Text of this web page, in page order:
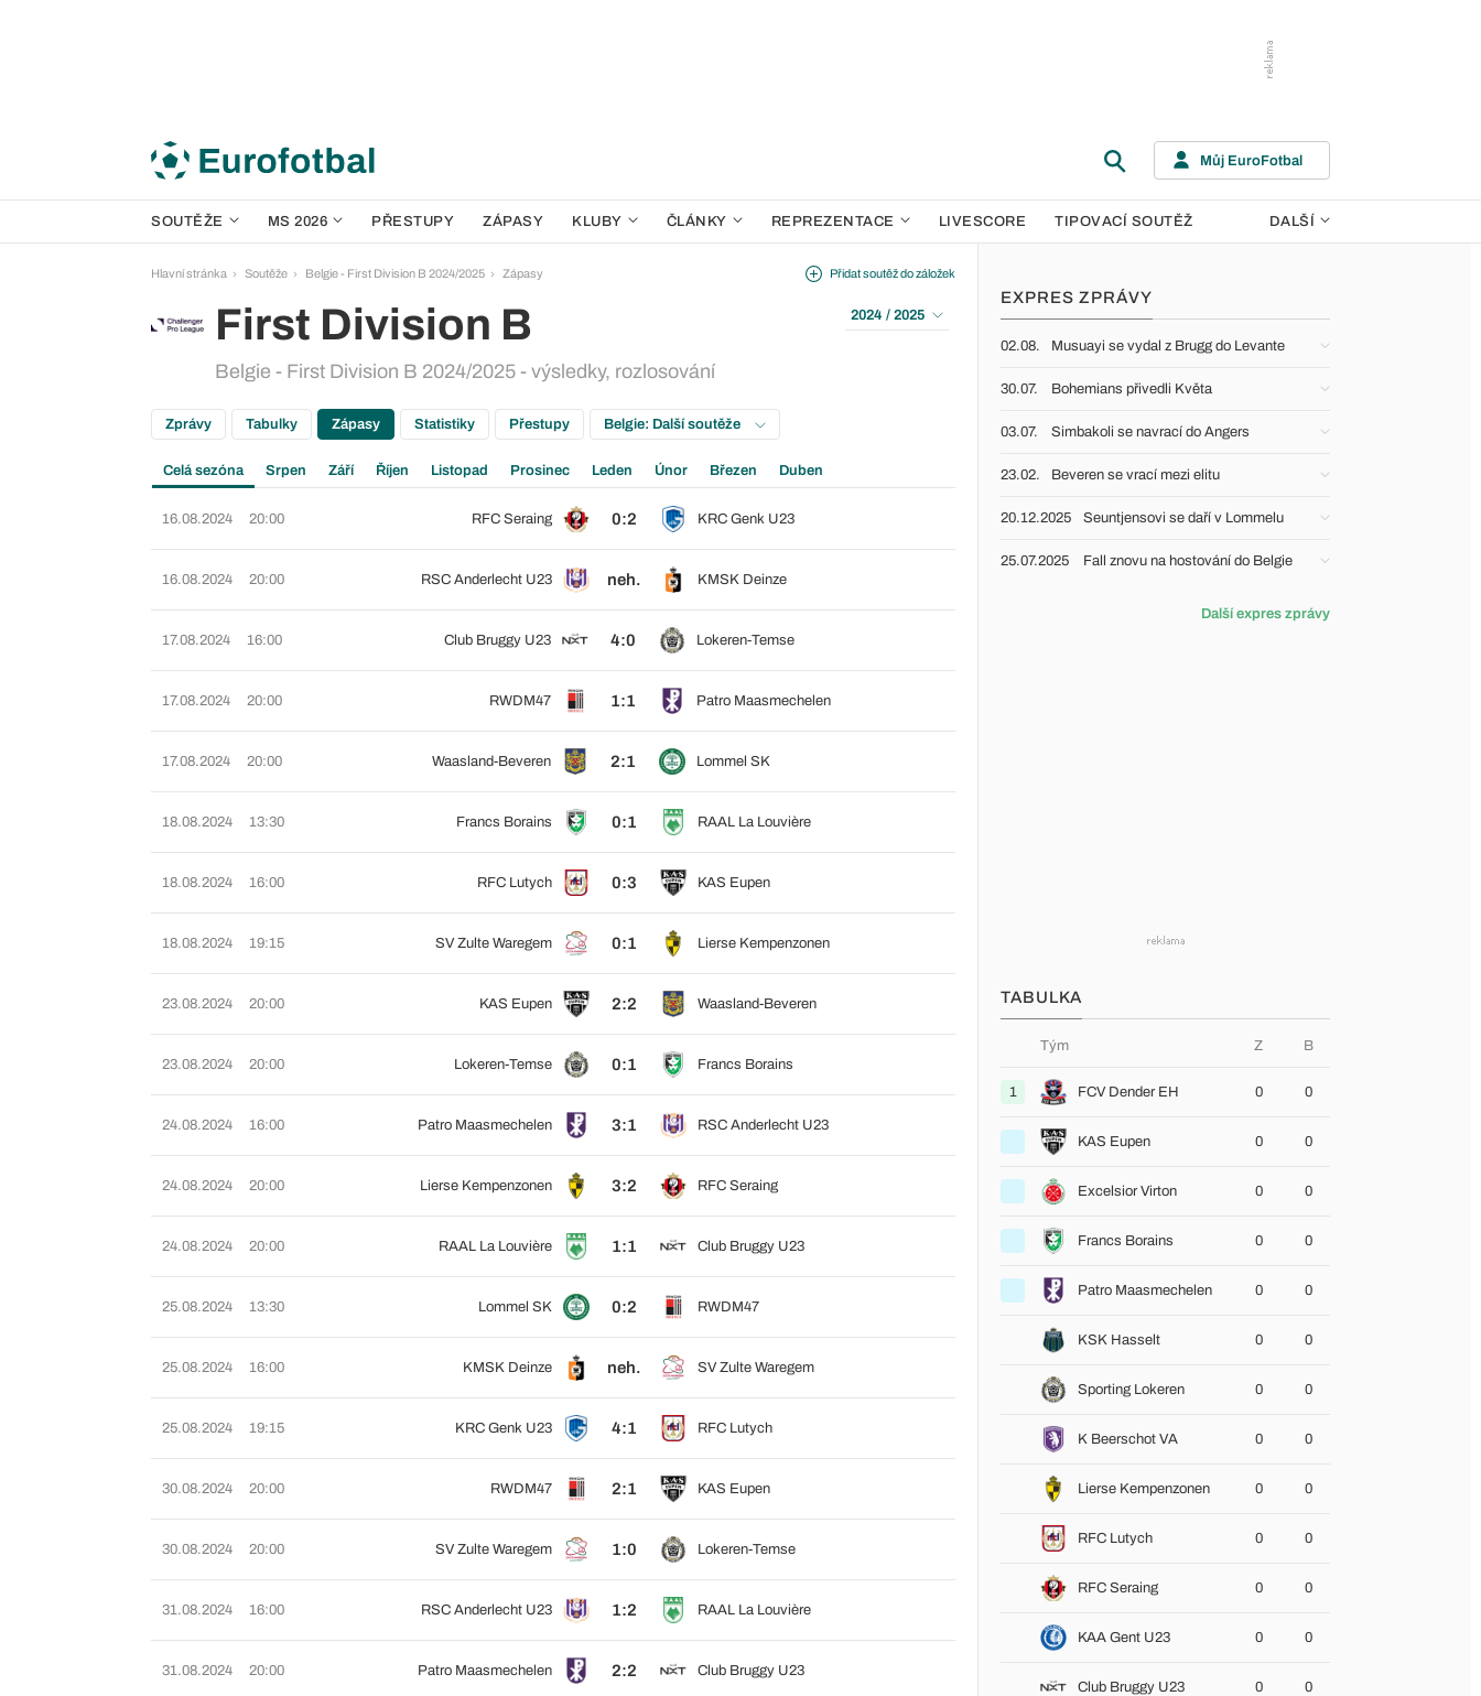
Můj EuroFotbal
SOUTĚŽE MS 2026 PŘESTUPY ZÁPASY KLUBY ČLÁNKY REPREZENTACE LIVESCORE TIPOVACÍ SOUTĚŽ DALŠÍ
Hlavní stránka Soutěže Belgie - First Division B 2024/2025 Zápasy
First Division B
Belgie - First Division B 2024/2025 - výsledky, rozlosování
Přidat soutěž do záložek
2024 / 2025
Zprávy Tabulky Zápasy Statistiky Přestupy Belgie: Další soutěže
Celá sezóna Srpen Září Říjen Listopad Prosinec Leden Únor Březen Duben
16.08.2024 20:00 RFC Seraing 0:2 KRC Genk U23
16.08.2024 20:00 RSC Anderlecht U23 neh. KMSK Deinze
17.08.2024 16:00 Club Bruggy U23 4:0 Lokeren-Temse
17.08.2024 20:00 RWDM47 1:1 Patro Maasmechelen
17.08.2024 20:00 Waasland-Beveren 2:1 Lommel SK
18.08.2024 13:30 Francs Borains 0:1 RAAL La Louvière
18.08.2024 16:00 RFC Lutych 0:3 KAS Eupen
18.08.2024 19:15 SV Zulte Waregem 0:1 Lierse Kempenzonen
23.08.2024 20:00 KAS Eupen 2:2 Waasland-Beveren
23.08.2024 20:00 Lokeren-Temse 0:1 Francs Borains
24.08.2024 16:00 Patro Maasmechelen 3:1 RSC Anderlecht U23
24.08.2024 20:00 Lierse Kempenzonen 3:2 RFC Seraing
24.08.2024 20:00 RAAL La Louvière 1:1 Club Bruggy U23
25.08.2024 13:30 Lommel SK 0:2 RWDM47
25.08.2024 16:00 KMSK Deinze neh. SV Zulte Waregem
25.08.2024 19:15 KRC Genk U23 4:1 RFC Lutych
30.08.2024 20:00 RWDM47 2:1 KAS Eupen
30.08.2024 20:00 SV Zulte Waregem 1:0 Lokeren-Temse
31.08.2024 16:00 RSC Anderlecht U23 1:2 RAAL La Louvière
31.08.2024 20:00 Patro Maasmechelen 2:2 Club Bruggy U23
EXPRES ZPRÁVY
02.08. Musuayi se vydal z Brugg do Levante
30.07. Bohemians přivedli Květa
03.07. Simbakoli se navrací do Angers
23.02. Beveren se vrací mezi elitu
20.12.2025 Seuntjensovi se daří v Lommelu
25.07.2025 Fall znovu na hostování do Belgie
Další expres zprávy
TABULKA
Tým Z B
1 FCV Dender EH 0 0
KAS Eupen 0 0
Excelsior Virton 0 0
Francs Borains 0 0
Patro Maasmechelen 0 0
KSK Hasselt 0 0
Sporting Lokeren 0 0
K Beerschot VA 0 0
Lierse Kempenzonen 0 0
RFC Lutych 0 0
RFC Seraing 0 0
KAA Gent U23 0 0
Club Bruggy U23 0 0